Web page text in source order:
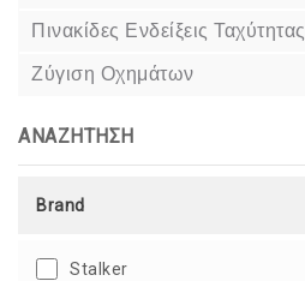
Πινακίδες Ενδείξεις Ταχύτητας
Ζύγιση Οχημάτων
ΑΝΑΖΗΤΗΣΗ
Brand
Stalker